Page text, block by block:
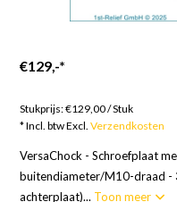
€129,-*
Stukprijs:€129,00/Stuk
* Incl. btw Excl.Verzendkosten
VersaChock - Schroefplaat
buitendiameter/M10-draad -
achterplaat)... Toon meer